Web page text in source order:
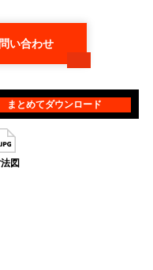
い合わせ
まとめてダウンロード
図